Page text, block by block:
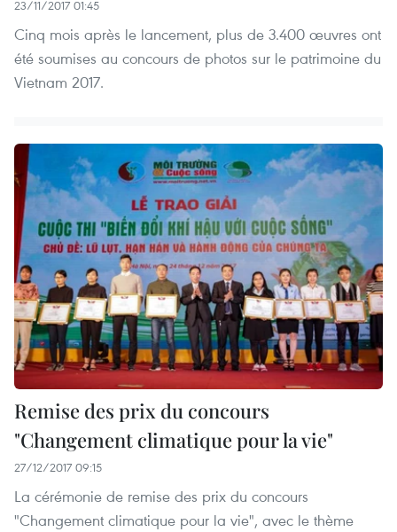
23/11/2017 01:45
Cinq mois après le lancement, plus de 3.400 œuvres ont
été soumises au concours de photos sur le patrimoine du
Vietnam 2017.
Remise des prix du concours
"Changement climatique pour la vie"
27/12/2017 09:15
La cérémonie de remise des prix du concours
"Changement climatique pour la vie", avec le thème